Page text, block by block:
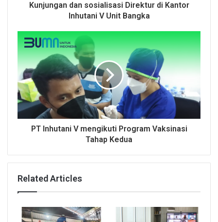
Kunjungan dan sosialisasi Direktur di Kantor
Inhutani V Unit Bangka
PT Inhutani V mengikuti Program Vaksinasi
Tahap Kedua
Related Articles